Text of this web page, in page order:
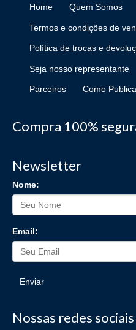
Home Quem Somos
Termos e condições de
Política de trocas e
Seja nosso representante
Parceiros Como
Compra 100%
Newsletter
Nome:
Email:
Enviar
Nossas redes sociais